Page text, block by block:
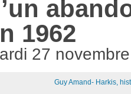
1962
27
Guy Amand- Harkis,